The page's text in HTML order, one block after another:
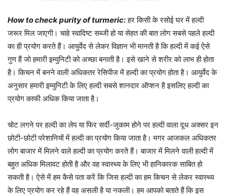
How to check purity of turmeric:हर किसी के रसोई घर में हल्दी
जरूर मिल जाएगी। चाहे स्वादिष्ट सब्जी हो या सेहत की बात लोग सबसे पहले हल्दी
का ही प्रयोग करते हैं। आयुर्वेद से लेकर विज्ञान भी मानती है कि हल्दी में कई ऐसे
गुण हैं जो हमारी इम्युनिटी को अच्छा बनाती है। इसे खाने से शरीर को लाभ ही होता
है। किचन में बनने वाली अधिकतर रेसिपीज में हल्दी का प्रयोग होता है। आयुर्वेद के
अनुसार हमारी इम्युनिटी के लिए हल्दी सबसे शानदार ऑप्शन है इसलिए हल्दी का
प्रयोग काफी अधिक किया जाता है।
चोट लगने पर हल्दी का लेप या फिर सर्दी-जुकाम होने पर हल्दी वाला दूध अक्सर इन
छोटी-छोटी परेशानियों में हल्दी का प्रयोग किया जाता है। मगर आजकल अधिकतर
लोग बाजार में मिलने वाले हल्दी का प्रयोग करते हैं। बाजार में मिलने वाली हल्दी में
बहुत अधिक मिलावट होती है और वह स्वास्थ्य के लिए भी हानिकारक साबित हो
सकती है। ऐसे में हम कैसे पता करें कि जिस हल्दी का हम किचन से लेकर स्वास्थ्य
के लिए प्रयोग कर रहे हैं वह असली है या नकली। हम आपको बताते हैं कि इस